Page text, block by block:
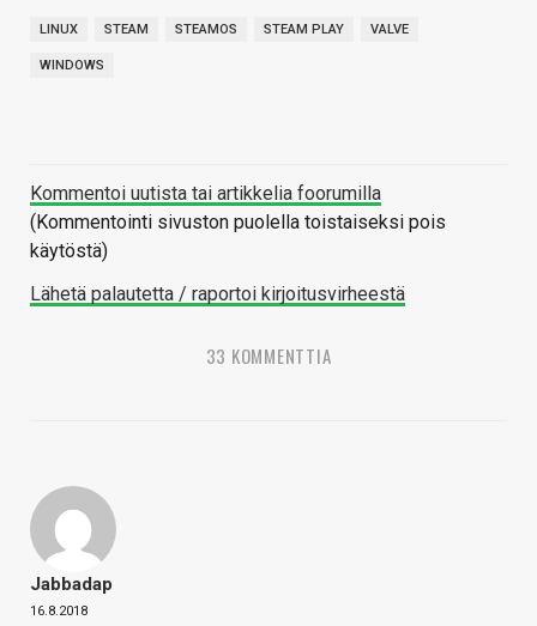
LINUX STEAM STEAMOS STEAM PLAY VALVE
WINDOWS
Kommentoi uutista tai artikkelia foorumilla
(Kommentointi sivuston puolella toistaiseksi pois
käytöstä)
Lähetä palautetta / raportoi kirjoitusvirheestä
33 KOMMENTTIA
Jabbadap
16.8.2018